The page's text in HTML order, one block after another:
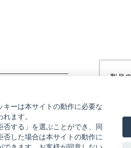
社
製品
修理
リコ
ーは本サイトの動作に必要な
ます。
する」を選ぶことができ、同
した場合は本サイトの動作に